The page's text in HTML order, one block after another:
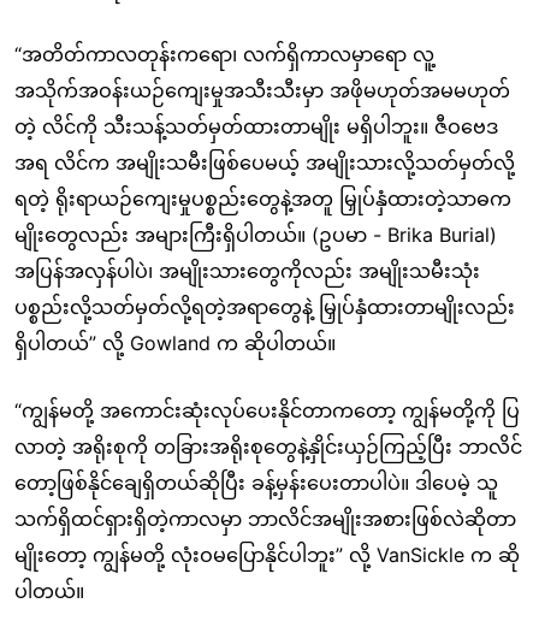
“အတိတ်ကာလတုန်းကရော၊ လက်ရှိကာလမှာရော လူ့
အသိုက်အဝန်းယဉ်ကျေးမှုအသီးသီးမှာ အဖိုမဟုတ်အမမဟုတ်
တဲ့ လိင်ကို သီးသန့်သတ်မှတ်ထားတာမျိုး မရှိပါဘူး။ ဇီဝဗေဒ
အရ လိင်က အမျိုးသမီးဖြစ်ပေမယ့် အမျိုးသားလို့သတ်မှတ်လို့
ရတဲ့ ရိုးရာယဉ်ကျေးမှုပစ္စည်းတွေနဲ့အတူ မြှုပ်နှံထားတဲ့သာဓက
မျိုးတွေလည်း အများကြီးရှိပါတယ်။ (ဥပမာ - Brika Burial)
အပြန်အလှန်ပါပဲ၊ အမျိုးသားတွေကိုလည်း အမျိုးသမီးသုံး
ပစ္စည်းလို့သတ်မှတ်လို့ရတဲ့အရာတွေနဲ့ မြှုပ်နှံထားတာမျိုးလည်း
ရှိပါတယ်” လို့ Gowland က ဆိုပါတယ်။
“ကျွန်မတို့ အကောင်းဆုံးလုပ်ပေးနိုင်တာကတော့ ကျွန်မတို့ကို ပြ
လာတဲ့ အရိုးစုကို တခြားအရိုးစုတွေနဲ့နှိုင်းယှဉ်ကြည့်ပြီး ဘာလိင်
တော့ဖြစ်နိုင်ချေရှိတယ်ဆိုပြီး ခန့်မှန်းပေးတာပါပဲ။ ဒါပေမဲ့ သူ
သက်ရှိထင်ရှားရှိတဲ့ကာလမှာ ဘာလိင်အမျိုးအစားဖြစ်လဲဆိုတာ
မျိုးတော့ ကျွန်မတို့ လုံးဝမပြောနိုင်ပါဘူး” လို့ VanSickle က ဆို
ပါတယ်။